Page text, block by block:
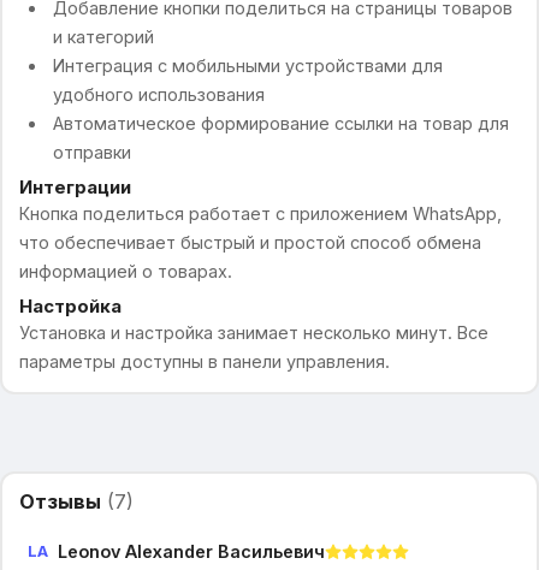
Добавление кнопки поделиться на страницы товаров
и категорий
Интеграция с мобильными устройствами для
удобного использования
Автоматическое формирование ссылки на товар для
отправки
Интеграции
Кнопка поделиться работает с приложением WhatsApp,
что обеспечивает быстрый и простой способ обмена
информацией о товарах.
Настройка
Установка и настройка занимает несколько минут. Все
параметры доступны в панели управления.
Отзывы (7)
LA Leonov Alexander Васильевич